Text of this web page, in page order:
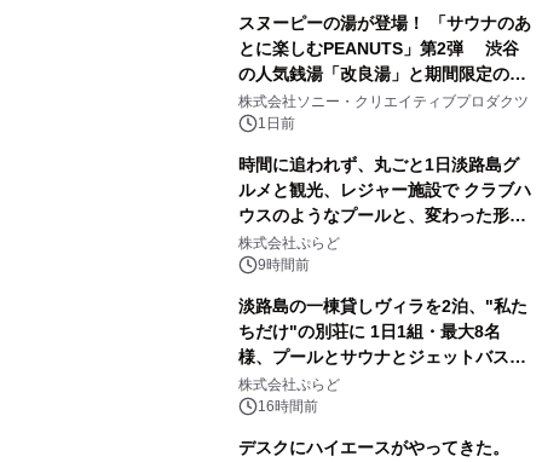
スヌーピーの湯が登場！ 「サウナのあ
とに楽しむPEANUTS」第2弾 渋谷
の人気銭湯「改良湯」と期間限定のコ
ラボレーション サウナイキタイコラ
ボグッズも発売決定！
株式会社ソニー・クリエイティブプロダクツ
1日前
時間に追われず、丸ごと1日淡路島グ
ルメと観光、レジャー施設で クラブハ
ウスのようなプールと、変わった形の
サウナも 「THE BOXY AWAJI」のお
得な素泊まり連泊プランで
株式会社ぷらど
9時間前
淡路島の一棟貸しヴィラを2泊、"私た
ちだけ"の別荘に 1日1組・最大8名
様、プールとサウナとジェットバス付
きで Villa Mon Temps AWAJIの連泊
素泊りプラン
株式会社ぷらど
16時間前
デスクにハイエースがやってきた。